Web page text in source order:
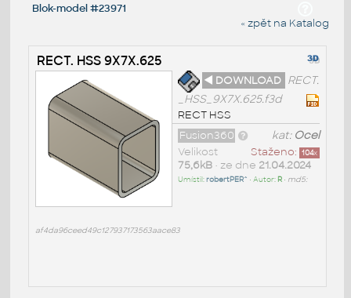
Blok-model #23971
« zpět na Katalog
RECT. HSS 9X7X.625
◄ DOWNLOAD RECT.
_HSS_9X7X.625.f3d
RECT HSS
kat: Ocel
Fusion360
Staženo: 104x
Velikost
75,6kB• ze dne 21.04.2024
Umístil:robertPER^ • Autor: R• md5:
af4da96ceed49c127937173563aace83